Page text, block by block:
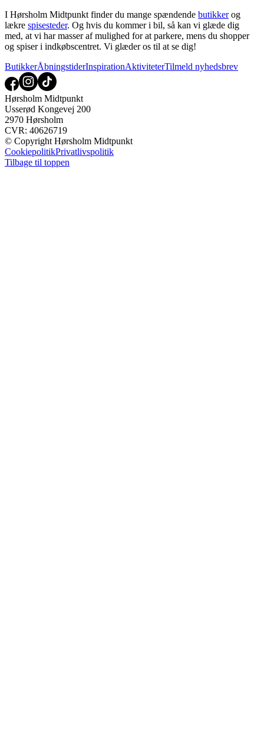
I Hørsholm Midtpunkt finder du mange spændende butikkerog
lækre spisesteder. Og hvis du kommer i bil, så kan vi glæde dig
med, at vi har masser af mulighed for at parkere, mens du shopper
og spiser i indkøbscentret. Vi glæder os til at se dig!
ButikkerÅbningstiderInspirationAktiviteterTilmeld nyhedsbrev
Hørsholm Midtpunkt
Usserød Kongevej 200
2970 Hørsholm
CVR: 40626719
© Copyright Hørsholm Midtpunkt
CookiepolitikPrivatlivspolitik
Tilbage til toppen